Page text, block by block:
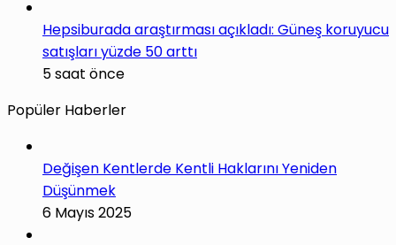
Hepsiburada araştırması açıkladı: Güneş koruyucu
satışları yüzde 50 arttı
5 saat önce
Popüler Haberler
Değişen Kentlerde Kentli Haklarını Yeniden
Düşünmek
6 Mayıs 2025